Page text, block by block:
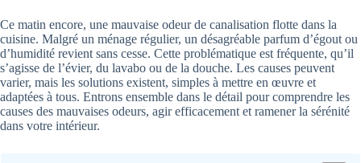
Ce matin encore, une mauvaise odeur de canalisation flotte dans la
cuisine. Malgré un ménage régulier, un désagréable parfum d’égout ou
d’humidité revient sans cesse. Cette problématique est fréquente, qu’il
s’agisse de l’évier, du lavabo ou de la douche. Les causes peuvent
varier, mais les solutions existent, simples à mettre en œuvre et
adaptées à tous. Entrons ensemble dans le détail pour comprendre les
causes des mauvaises odeurs, agir efficacement et ramener la sérénité
dans votre intérieur.